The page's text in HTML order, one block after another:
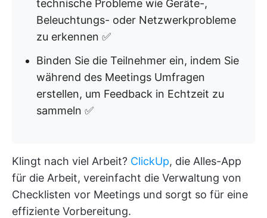
technische Probleme wie Geräte-,
Beleuchtungs- oder Netzwerkprobleme
zu erkennen ✅
Binden Sie die Teilnehmer ein, indem Sie
während des Meetings Umfragen
erstellen, um Feedback in Echtzeit zu
sammeln ✅
Klingt nach viel Arbeit? ClickUp, die Alles-App
für die Arbeit, vereinfacht die Verwaltung von
Checklisten vor Meetings und sorgt so für eine
effiziente Vorbereitung.